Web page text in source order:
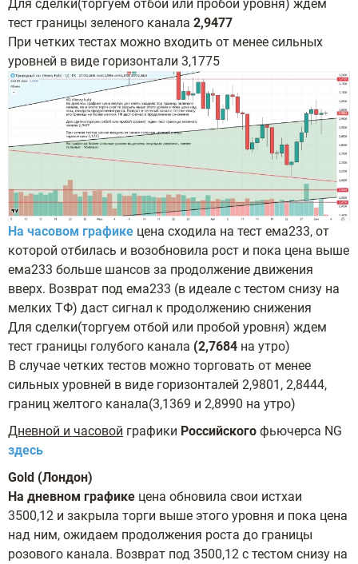
Для сделки(торгуем отбой или пробой уровня) ждем
тест границы зеленого канала 2,9477
При четких тестах можно входить от менее сильных
уровней в виде горизонтали 3,1775
На часовом графике цена сходила на тест ема233, от
которой отбилась и возобновила рост и пока цена выше
ема233 больше шансов за продолжение движения
вверх. Возврат под ема233 (в идеале с тестом снизу на
мелких ТФ) даст сигнал к продолжению снижения
Для сделки(торгуем отбой или пробой уровня) ждем
тест границы голубого канала (2,7684 на утро)
В случае четких тестов можно торговать от менее
сильных уровней в виде горизонталей 2,9801, 2,8444,
границ желтого канала(3,1369 и 2,8990 на утро)
Дневной и часовой графики Российского фьючерса NG
здесь
Gold (Лондон)
На дневном графике цена обновила свои истхаи
3500,12 и закрыла торги выше этого уровня и пока цена
над ним, ожидаем продолжения роста до границы
розового канала. Возврат под 3500,12 с тестом снизу на